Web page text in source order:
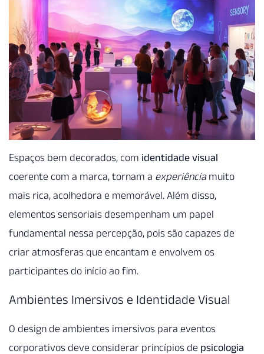
Espaços bem decorados, com identidade visual
coerente com a marca, tornam a experiênciamuito
mais rica, acolhedora e memorável. Além disso,
elementos sensoriais desempenham um papel
fundamental nessa percepção, pois são capazes de
criar atmosferas que encantam e envolvem os
participantes do início ao fim.
Ambientes Imersivos e Identidade Visual
O design de ambientes imersivos para eventos
corporativos deve considerar princípios de psicologia